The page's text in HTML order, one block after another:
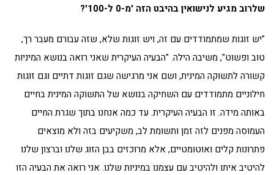
שלרוב מגיע לנישואין בהיבט הזה 'מ-0 ל-100'?
"יש זוגות שמתמודדים עם זה, ויש זוגות שלא, שזה עבורם מעבר רך,
טוב ופשוט", משיבה הילה. "הבעיה העיקרית שאני רואה בנושא המיניות
קשורה לתשוקה המינית, ושם אני מרגישה שגם זוגות דתיים וגם זוגות
חילוניים מתמודדים עם השחיקה בנושא של התשוקה המינית בחיים
באותה מידה. זו הבעיה העיקרית. עד כמה אנחנו בתוך שגרת החיים
העמוסה מפנים לזה זמן ותשומת לב, משקיעים בזה ולא מוצאים
פתרונות קלים ואוטומטיים, אלא מרוכזים בבן הזוג שלנו וברצון שלנו
להיטיב איתו ולהיטיב עם עצמנו במיניות שלנו. אני רואה את הבעיה הזו